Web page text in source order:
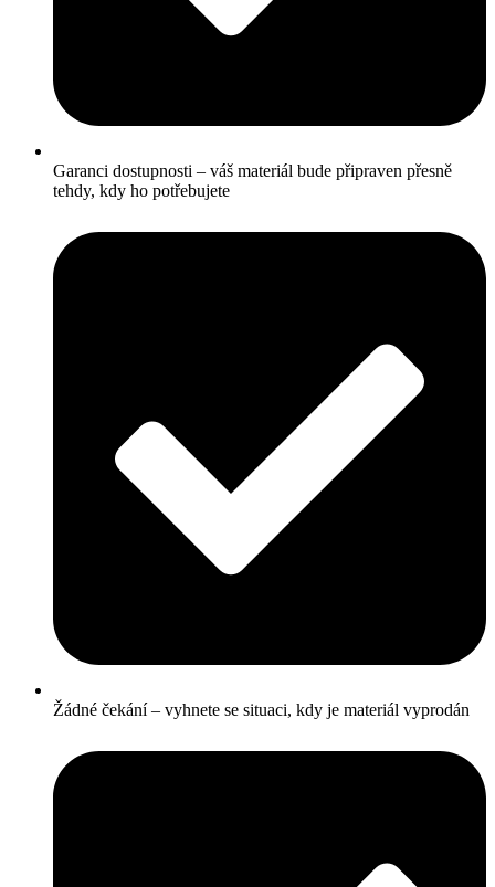
Garanci dostupnosti – váš materiál bude připraven přesně
tehdy, kdy ho potřebujete
Žádné čekání – vyhnete se situaci, kdy je materiál vyprodán